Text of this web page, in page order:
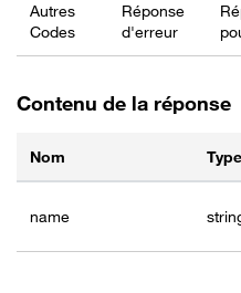
Autres
Codes
Réponse
d'erreur
Contenu de la réponse
Nom Type
name